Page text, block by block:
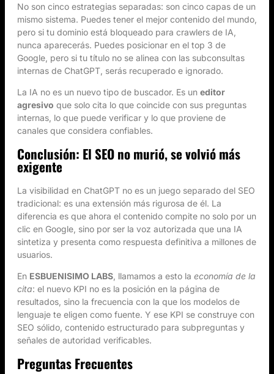
No son cinco estrategias separadas: son cinco capas de un
mismo sistema. Puedes tener el mejor contenido del mundo,
pero si tu dominio está bloqueado para crawlers de IA,
nunca aparecerás. Puedes posicionar en el top 3 de
Google, pero si tu título no se alinea con las subconsultas
internas de ChatGPT, serás recuperado e ignorado.
La IA no es un nuevo tipo de buscador. Es un editor
agresivo que solo cita lo que coincide con sus preguntas
internas, lo que puede verificar y lo que proviene de
canales que considera confiables.
Conclusión: El SEO no murió, se volvió más
exigente
La visibilidad en ChatGPT no es un juego separado del SEO
tradicional: es una extensión más rigurosa de él. La
diferencia es que ahora el contenido compite no solo por un
clic en Google, sino por ser la voz autorizada que una IA
sintetiza y presenta como respuesta definitiva a millones de
usuarios.
En ESBUENISIMO LABS , llamamos a esto la economía de la
cita: el nuevo KPI no es la posición en la página de
resultados, sino la frecuencia con la que los modelos de
lenguaje te eligen como fuente. Y ese KPI se construye con
SEO sólido, contenido estructurado para subpreguntas y
señales de autoridad verificables.
Preguntas Frecuentes